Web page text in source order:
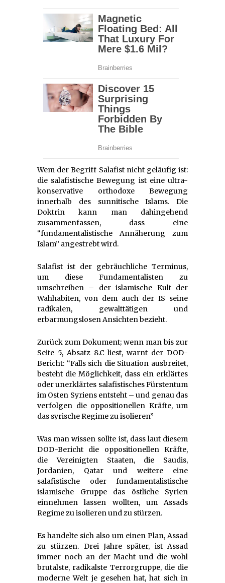
Wem der Begriff Salafist nicht geläufig ist:
die salafistische Bewegung ist eine ultra-
konservative orthodoxe Bewegung
innerhalb des sunnitische Islams. Die
Doktrin kann man dahingehend
zusammenfassen, dass eine
“fundamentalistische Annäherung zum
Islam” angestrebt wird.
Salafist ist der gebräuchliche Terminus,
um diese Fundamentalisten zu
umschreiben – der islamische Kult der
Wahhabiten, von dem auch der IS seine
radikalen, gewalttätigen und
erbarmungslosen Ansichten bezieht.
Zurück zum Dokument; wenn man bis zur
Seite 5, Absatz 8.C liest, warnt der DOD-
Bericht: “Falls sich die Situation ausbreitet,
besteht die Möglichkeit, dass ein erklärtes
oder unerklärtes salafistisches Fürstentum
im Osten Syriens entsteht – und genau das
verfolgen die oppositionellen Kräfte, um
das syrische Regime zu isolieren”
Was man wissen sollte ist, dass laut diesem
DOD-Bericht die oppositionellen Kräfte,
die Vereinigten Staaten, die Saudis,
Jordanien, Qatar und weitere eine
salafistische oder fundamentalistische
islamische Gruppe das östliche Syrien
einnehmen lassen wollten, um Assads
Regime zu isolieren und zu stürzen.
Es handelte sich also um einen Plan, Assad
zu stürzen. Drei Jahre später, ist Assad
immer noch an der Macht und die wohl
brutalste, radikalste Terrorgruppe, die die
moderne Welt je gesehen hat, hat sich in